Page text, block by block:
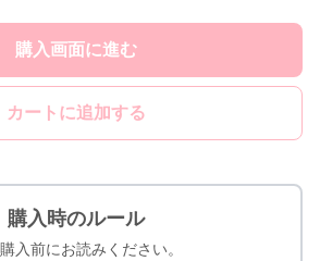
購入画面に進む
カートに追加する
購入時のルール
入前にお読みください。